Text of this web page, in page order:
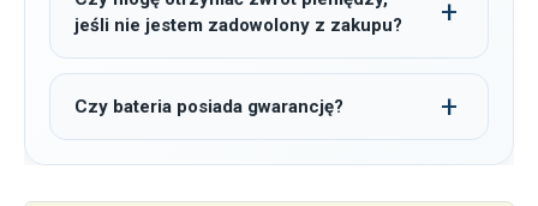
jeśli nie jestem zadowolony z zakupu?
Czy bateria posiada gwarancję?